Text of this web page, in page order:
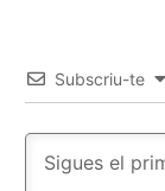
Subscriu-te